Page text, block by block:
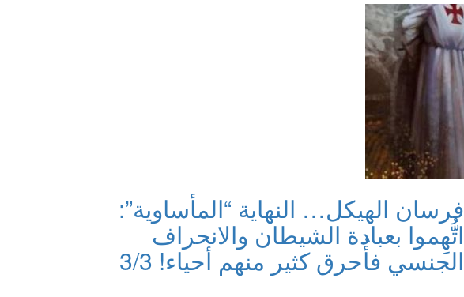
فرسان الهيكل… النهاية “المأساوية”:
اتُّهِموا بعبادة الشيطان والانحراف
الجنسي فأُحرق كثير منهم أحياء! 3/3